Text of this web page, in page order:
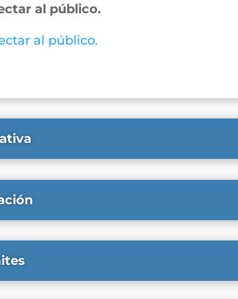
al público.
al público.